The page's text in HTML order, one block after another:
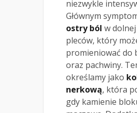
niezwykle
Głównym
ostry ból w dolnej
pleców, który
promieniować do
oraz pachwiny.
określamy jako
nerkową, która
gdy kamienie